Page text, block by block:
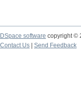
DSpace software copyright ©
Contact Us
Send Feedback